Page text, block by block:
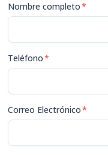
Nombre completo*
Teléfono*
Correo Electrónico*